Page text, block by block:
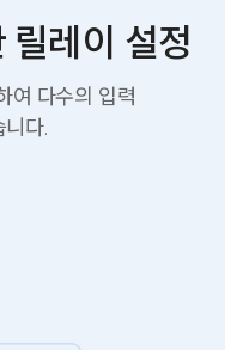
릴레이 설정
다수의 입력
다.